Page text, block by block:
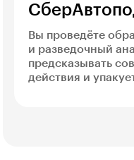
Вы проведёте
и разведочный
предсказывать
действия и